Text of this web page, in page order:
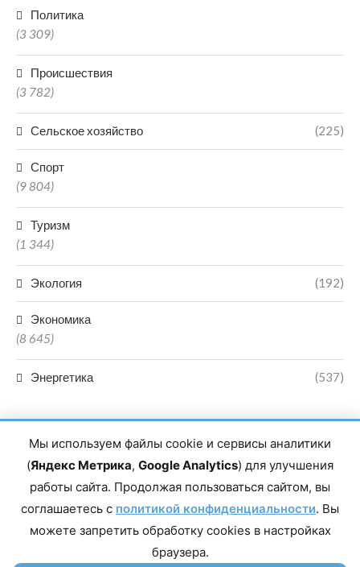
Политика
(3 309)
Происшествия
(3 782)
Сельское хозяйство (225)
Спорт
(9 804)
Туризм
(1 344)
Экология (192)
Экономика
(8 645)
Энергетика (537)
Главный редактор сетевого издания Магомаев Тимур Нухович.
Контакты редакции: 8(988)-292-94-34 Почта: vestiskfo@gmail.com По
Республика Дагестан, г. Махачкала, пр-т Насрутдинова, д. 1а. Все
права защищены. Копирование и использование полных материалов
запрещено, частичное цитирование возможно только при условии
Мы используем файлы cookie и сервисы аналитики
(Яндекс Метрика, Google Analytics) для улучшения
работы сайта. Продолжая пользоваться сайтом, вы
соглашаетесь с политикой конфиденциальности. Вы
можете запретить обработку cookies в настройках
браузера.